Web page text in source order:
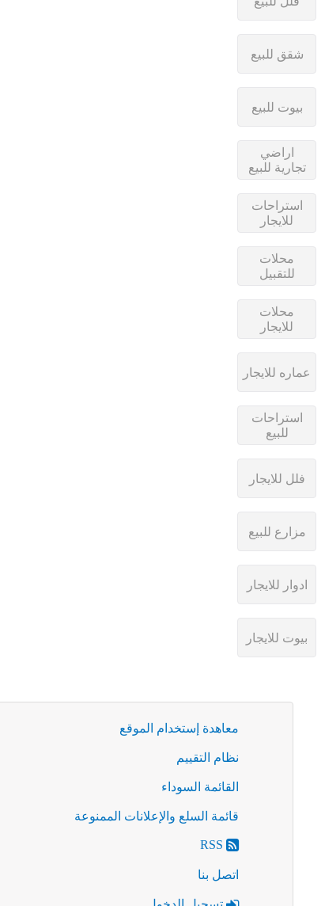
معاهدة إستخدام الموقع
نظام التقييم
القائمة السوداء
قائمة السلع والإعلانات الممنوعة
RSS
اتصل بنا